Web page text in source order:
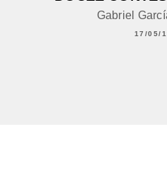
Gabriel
17/05/